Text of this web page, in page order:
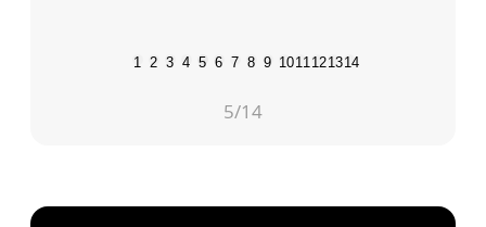
1 2 3 4 5 6 7 8 9 1011 121314
5/14